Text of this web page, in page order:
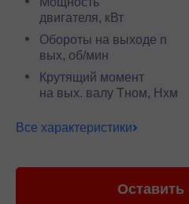
двигателя, кВт
Обороты на выходе n
вых, об/мин
Крутящий момент
на вых. валу Тном, Нхм
Все характеристики
Оставить